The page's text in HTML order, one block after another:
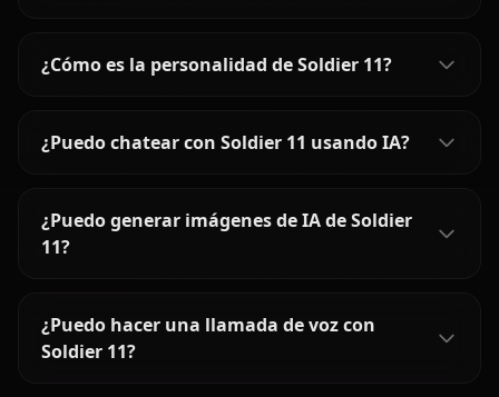
¿Cómo es la personalidad de Soldier 11?
¿Puedo chatear con Soldier 11 usando IA?
¿Puedo generar imágenes de IA de Soldier
11?
¿Puedo hacer una llamada de voz con
Soldier 11?